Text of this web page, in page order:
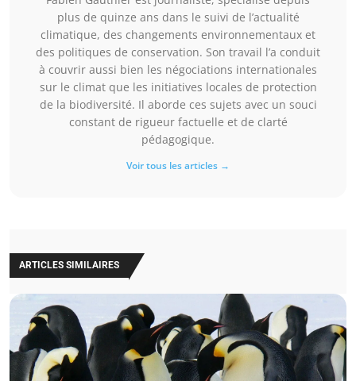
plus de quinze ans dans le suivi de l’actualité
climatique, des changements environnementaux et
des politiques de conservation. Son travail l’a conduit
à couvrir aussi bien les négociations internationales
sur le climat que les initiatives locales de protection
de la biodiversité. Il aborde ces sujets avec un souci
constant de rigueur factuelle et de clarté
pédagogique.
Voir tous les articles →
ARTICLES SIMILAIRES